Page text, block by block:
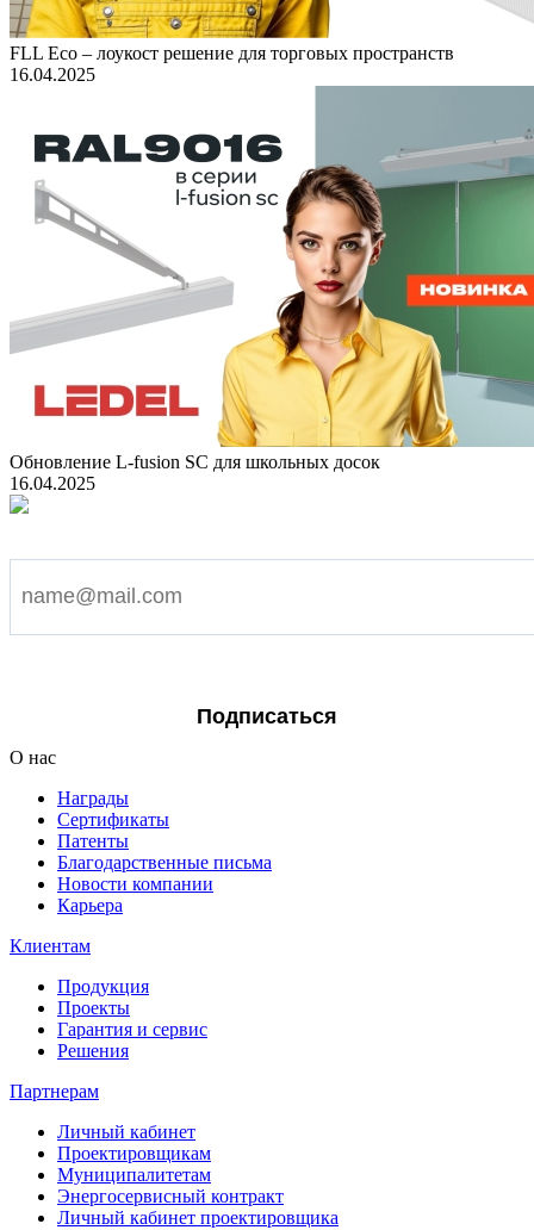
FLL Eco – лоукост решение для торговых пространств
16.04.2025
Обновление L-fusion SC для школьных досок
16.04.2025
Подписаться
О нас
Награды
Сертификаты
Патенты
Благодарственные письма
Новости компании
Карьера
Клиентам
Продукция
Проекты
Гарантия и сервис
Решения
Партнерам
Личный кабинет
Проектировщикам
Муниципалитетам
Энергосервисный контракт
Личный кабинет проектировщика